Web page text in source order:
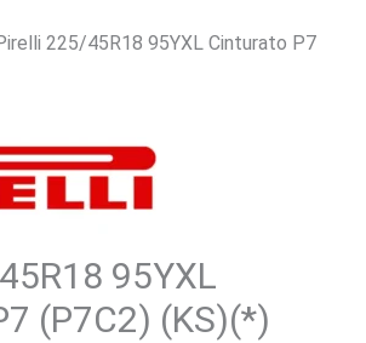
225/45R18 95YXL Cinturato P7
95YXL
(P7C2) (KS)(*)